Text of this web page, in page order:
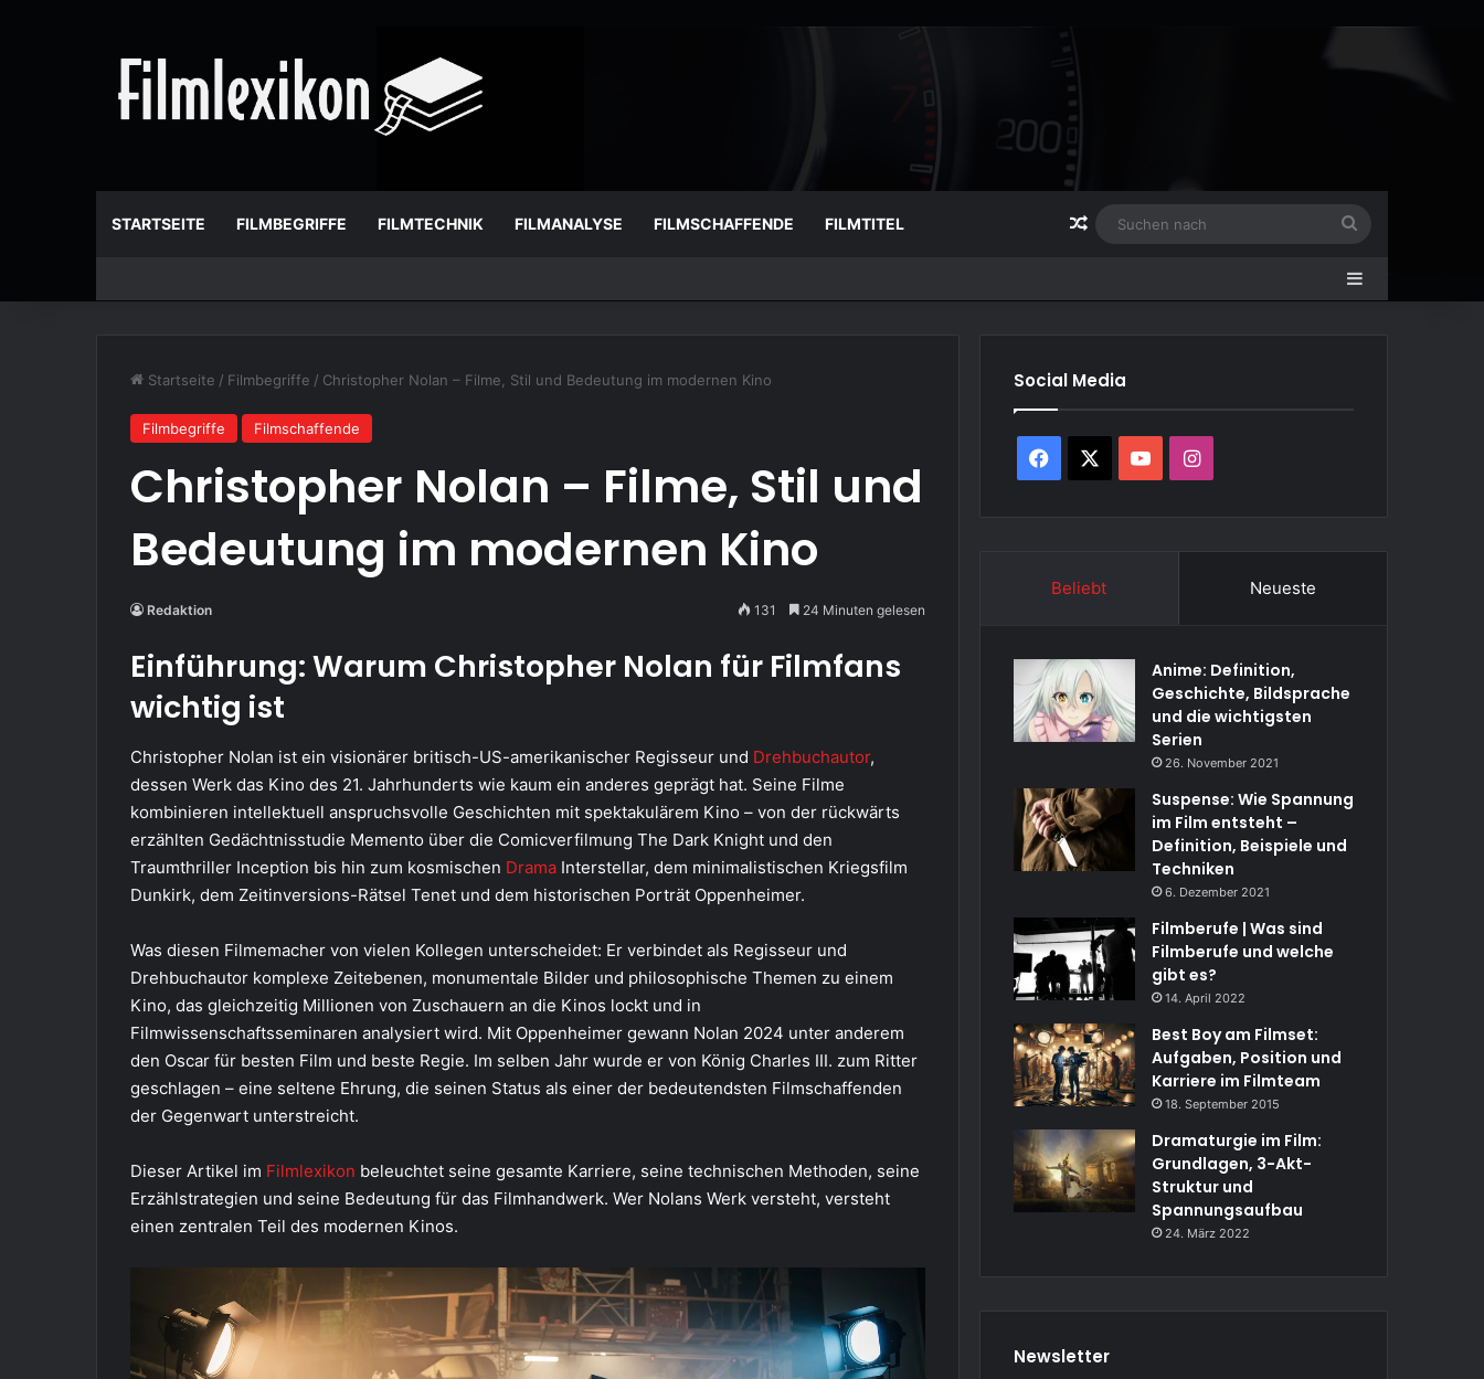
STARTSEITE FILMBEGRIFFE FILMTECHNIK FILMANALYSE FILMSCHAFFENDE FILMTITEL Zufälliger Artikel
Sidebar
Startseite / Filmbegriffe / Christopher Nolan – Filme, Stil und Bedeutung im modernen Kino
Filmbegriffe Filmschaffende
Christopher Nolan – Filme, Stil und
Bedeutung im modernen Kino
Redaktion 131 24 Minuten gelesen
Einführung: Warum Christopher Nolan für Filmfans
wichtig ist
Christopher Nolan ist ein visionärer britisch-US-amerikanischer Regisseur und Drehbuchautor,
dessen Werk das Kino des 21. Jahrhunderts wie kaum ein anderes geprägt hat. Seine Filme
kombinieren intellektuell anspruchsvolle Geschichten mit spektakulärem Kino – von der rückwärts
erzählten Gedächtnisstudie Memento über die Comicverfilmung The Dark Knight und den
Traumthriller Inception bis hin zum kosmischen Drama Interstellar, dem minimalistischen Kriegsfilm
Dunkirk, dem Zeitinversions-Rätsel Tenet und dem historischen Porträt Oppenheimer.
Was diesen Filmemacher von vielen Kollegen unterscheidet: Er verbindet als Regisseur und
Drehbuchautor komplexe Zeitebenen, monumentale Bilder und philosophische Themen zu einem
Kino, das gleichzeitig Millionen von Zuschauern an die Kinos lockt und in
Filmwissenschaftsseminaren analysiert wird. Mit Oppenheimer gewann Nolan 2024 unter anderem
den Oscar für besten Film und beste Regie. Im selben Jahr wurde er von König Charles III. zum Ritter
geschlagen – eine seltene Ehrung, die seinen Status als einer der bedeutendsten Filmschaffenden
der Gegenwart unterstreicht.
Dieser Artikel im Filmlexikon beleuchtet seine gesamte Karriere, seine technischen Methoden, seine
Erzählstrategien und seine Bedeutung für das Filmhandwerk. Wer Nolans Werk versteht, versteht
einen zentralen Teil des modernen Kinos.
Social Media
Facebook YouTubeInstagram
Beliebt Neueste
Anime: Definition,
Geschichte, Bildsprache
und die wichtigsten
Serien
26. November 2021
Suspense: Wie Spannung
im Film entsteht –
Definition, Beispiele und
Techniken
6. Dezember 2021
Filmberufe | Was sind
Filmberufe und welche
gibt es?
14. April 2022
Best Boy am Filmset:
Aufgaben, Position und
Karriere im Filmteam
18. September 2015
Dramaturgie im Film:
Grundlagen, 3-Akt-
Struktur und
Spannungsaufbau
24. März 2022
Newsletter